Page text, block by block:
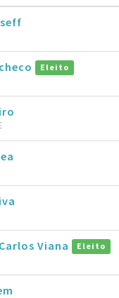
Eleito
Viana Eleito